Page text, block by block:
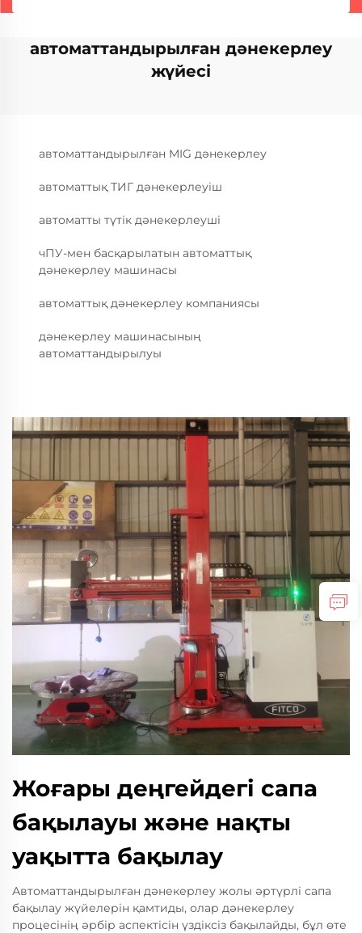
автоматтандырылған дәнекерлеу
жүйесі
автоматтандырылған MIG дәнекерлеу
автоматтық ТИГ дәнекерлеуіш
автоматты түтік дәнекерлеуші
чПУ-мен басқарылатын автоматтық
дәнекерлеу машинасы
автоматтық дәнекерлеу компаниясы
дәнекерлеу машинасының
автоматтандырылуы
Жоғары деңгейдегі сапа
бақылауы және нақты
уақытта бақылау
Автоматтандырылған дәнекерлеу жолы әртүрлі сапа
бақылау жүйелерін қамтиды, олар дәнекерлеу
процесінің әрбір аспектісін үздіксіз бақылайды, бұл өте